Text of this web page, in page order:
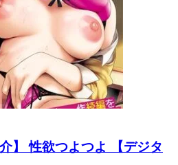
】 性欲つよつよ 【デジタ